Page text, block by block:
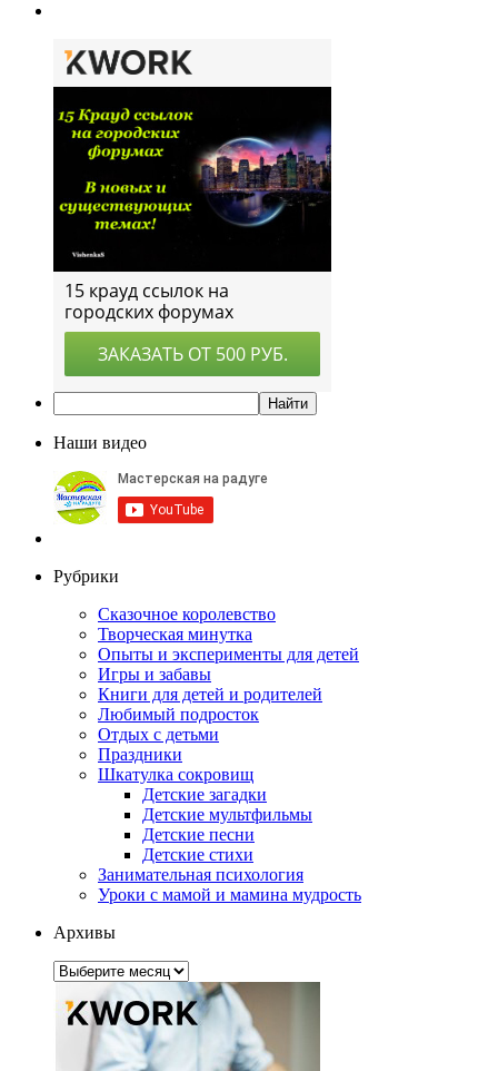
Наши видео
Рубрики
Сказочное королевство
Творческая минутка
Опыты и эксперименты для детей
Игры и забавы
Книги для детей и родителей
Любимый подросток
Отдых с детьми
Праздники
Шкатулка сокровищ
Детские загадки
Детские мультфильмы
Детские песни
Детские стихи
Занимательная психология
Уроки с мамой и мамина мудрость
Архивы
Архивы